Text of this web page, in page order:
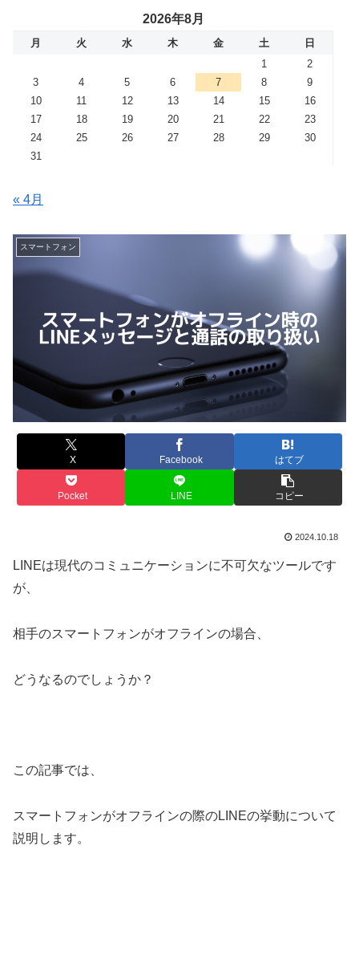
2026年8月
月 火 水 木 金 土
日
1
2
3
4 5 6 7 8
9
10
11 12 13 14 15
16
17
18 19 20 21 22
23
24
25 26 27 28 29
30
31
« 4月
スマートフォン
X Facebook はてブ
Pocket LINE コピー
2024.10.18
LINEは現代のコミュニケーションに不可欠なツールです
が、
相手のスマートフォンがオフラインの場合、
どうなるのでしょうか？
この記事では、
スマートフォンがオフラインの際のLINEの挙動について
説明します。